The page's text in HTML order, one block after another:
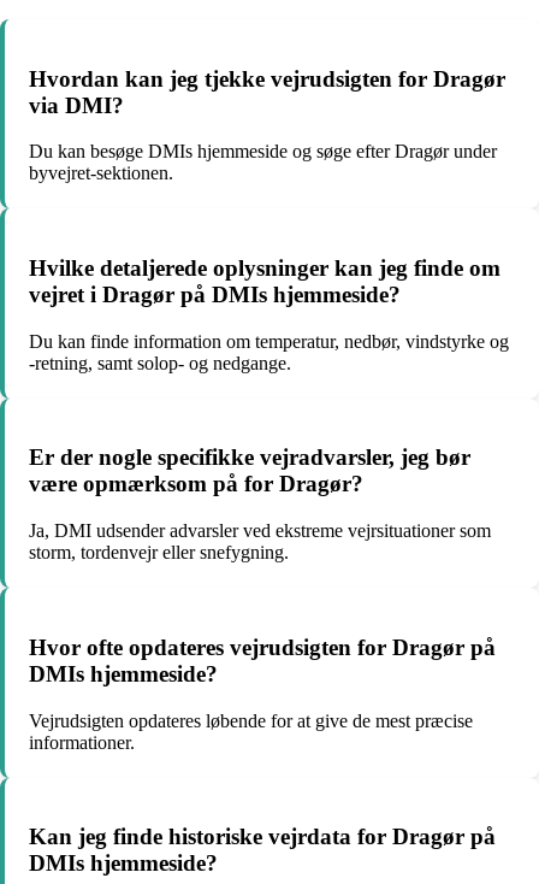
Hvordan kan jeg tjekke vejrudsigten for Dragør
via DMI?
Du kan besøge DMIs hjemmeside og søge efter Dragør under
byvejret-sektionen.
Hvilke detaljerede oplysninger kan jeg finde om
vejret i Dragør på DMIs hjemmeside?
Du kan finde information om temperatur, nedbør, vindstyrke og
-retning, samt solop- og nedgange.
Er der nogle specifikke vejradvarsler, jeg bør
være opmærksom på for Dragør?
Ja, DMI udsender advarsler ved ekstreme vejrsituationer som
storm, tordenvejr eller snefygning.
Hvor ofte opdateres vejrudsigten for Dragør på
DMIs hjemmeside?
Vejrudsigten opdateres løbende for at give de mest præcise
informationer.
Kan jeg finde historiske vejrdata for Dragør på
DMIs hjemmeside?